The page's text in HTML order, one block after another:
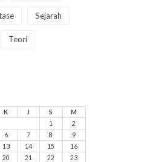
Sejarah
Teori
K J S
M
1
2
6 7 8
9
13 14 15
16
20 21 22
23